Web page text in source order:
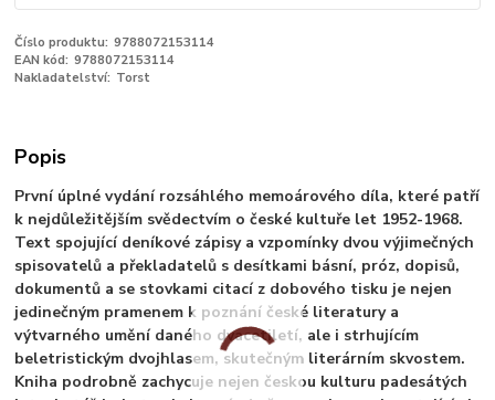
Číslo produktu: 9788072153114
EAN kód: 9788072153114
Nakladatelství: Torst
Popis
První úplné vydání rozsáhlého memoárového díla, které patří
k nejdůležitějším svědectvím o české kultuře let 1952-1968.
Text spojující deníkové zápisy a vzpomínky dvou výjimečných
spisovatelů a překladatelů s desítkami básní, próz, dopisů,
dokumentů a se stovkami citací z dobového tisku je nejen
jedinečným pramenem k poznání české literatury a
výtvarného umění daného dvacetiletí, ale i strhujícím
beletristickým dvojhlasem, skutečným literárním skvostem.
Kniha podrobně zachycuje nejen českou kulturu padesátých